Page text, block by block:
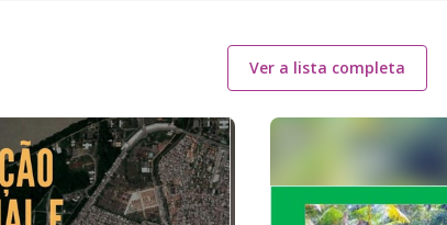
Ver a lista completa